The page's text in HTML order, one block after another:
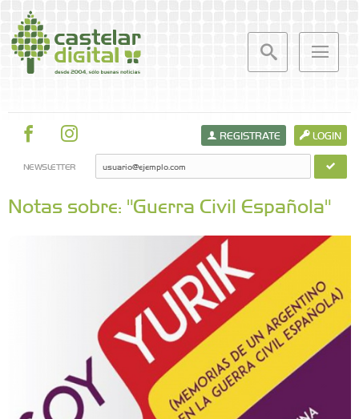
LOGIN
REGISTRATE
NEWSLETTER
Notas sobre: "Guerra Civil Española"